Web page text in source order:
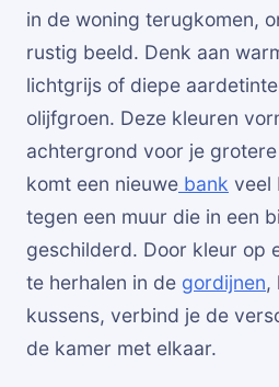
in de woning terugkomen,
rustig beeld. Denk aan
lichtgrijs of diepe
olijfgroen. Deze kleuren
achtergrond voor je
komt een nieuwe bank veel
tegen een muur die in een
geschilderd. Door kleur op
te herhalen in de gordijnen,
kussens, verbind je de
de kamer met elkaar.